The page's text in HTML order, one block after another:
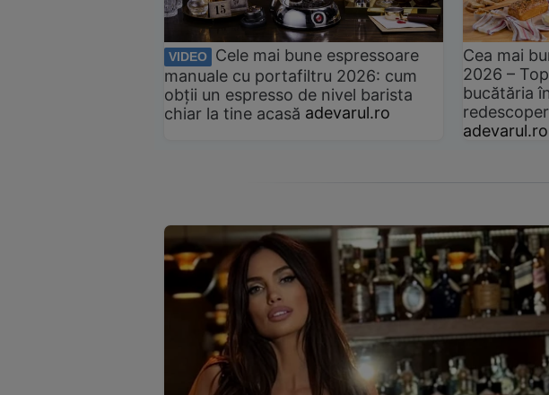
VIDEO
Cele mai bune espressoare
manuale cu portafiltru 2026: cum
obții un espresso de nivel barista
chiar la tine acasă adevarul.ro
Cea mai
2026 –
bucătăria
adevarul.ro